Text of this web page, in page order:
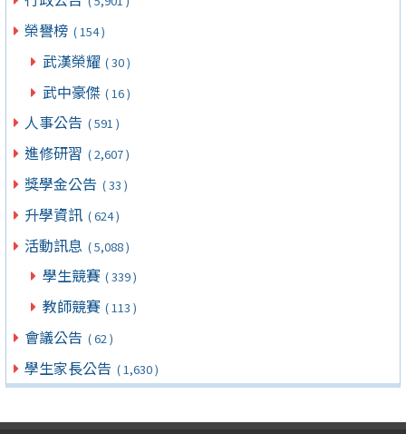
榮譽榜 ( 154 )
武漢榮耀 ( 30 )
武中豪傑 ( 16 )
人事公告 ( 591 )
進修研習 ( 2,607 )
獎學金公告 ( 33 )
升學資訊 ( 624 )
活動訊息 ( 5,088 )
學生競賽 ( 339 )
教師競賽 ( 113 )
會議公告 ( 62 )
學生家長公告 ( 1,630 )